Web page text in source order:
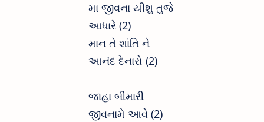
મા જીવના યીશુ તુજે
આધારે (2)
માન તે શાંતિ ને
આનંદ દેનારો (2)
જાહા બીમારી
જીવનામે આવે (2)